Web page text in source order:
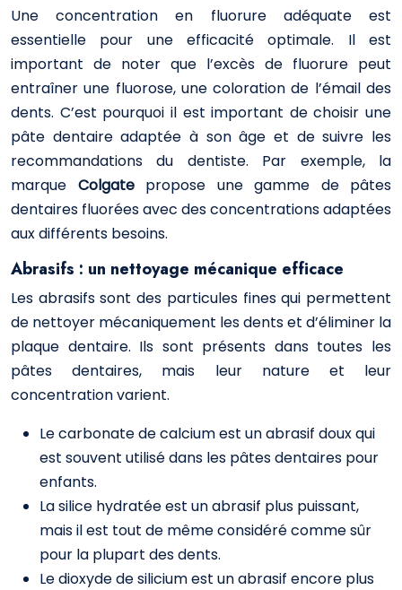
Une concentration en fluorure adéquate est
essentielle pour une efficacité optimale. Il est
important de noter que l’excès de fluorure peut
entraîner une fluorose, une coloration de l’émail des
dents. C’est pourquoi il est important de choisir une
pâte dentaire adaptée à son âge et de suivre les
recommandations du dentiste. Par exemple, la
marque Colgate propose une gamme de pâtes
dentaires fluorées avec des concentrations adaptées
aux différents besoins.
Abrasifs : un nettoyage mécanique efficace
Les abrasifs sont des particules fines qui permettent
de nettoyer mécaniquement les dents et d’éliminer la
plaque dentaire. Ils sont présents dans toutes les
pâtes dentaires, mais leur nature et leur
concentration varient.
Le carbonate de calcium est un abrasif doux qui
est souvent utilisé dans les pâtes dentaires pour
enfants.
La silice hydratée est un abrasif plus puissant,
mais il est tout de même considéré comme sûr
pour la plupart des dents.
Le dioxyde de silicium est un abrasif encore plus